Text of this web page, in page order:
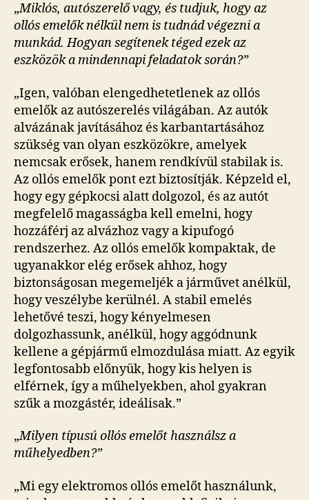
„Miklós, autószerelő vagy, és tudjuk, hogy az
ollós emelők nélkül nem is tudnád végezni a
munkád. Hogyan segítenek téged ezek az
eszközök a mindennapi feladatok során?”
„Igen, valóban elengedhetetlenek az ollós
emelők az autószerelés világában. Az autók
alvázának javításához és karbantartásához
szükség van olyan eszközökre, amelyek
nemcsak erősek, hanem rendkívül stabilak is.
Az ollós emelők pont ezt biztosítják. Képzeld el,
hogy egy gépkocsi alatt dolgozol, és az autót
megfelelő magasságba kell emelni, hogy
hozzáférj az alvázhoz vagy a kipufogó
rendszerhez. Az ollós emelők kompaktak, de
ugyanakkor elég erősek ahhoz, hogy
biztonságosan megemeljék a járművet anélkül,
hogy veszélybe kerülnél. A stabil emelés
lehetővé teszi, hogy kényelmesen
dolgozhassunk, anélkül, hogy aggódnunk
kellene a gépjármű elmozdulása miatt. Az egyik
legfontosabb előnyük, hogy kis helyen is
elférnek, így a műhelyekben, ahol gyakran
szűk a mozgástér, ideálisak.”
„Milyen típusú ollós emelőt használsz a
műhelyedben?”
„Mi egy elektromos ollós emelőt használunk,